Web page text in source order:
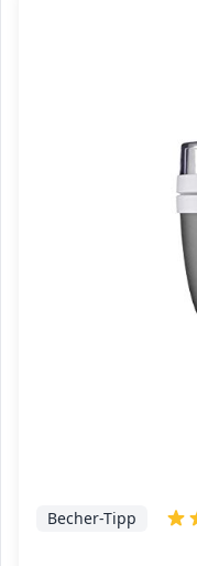
Becher-Tipp